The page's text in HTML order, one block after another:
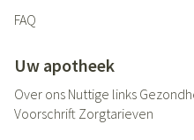
FAQ
Uw apotheek
Over ons Nuttige links
Voorschrift Zorgtarieven